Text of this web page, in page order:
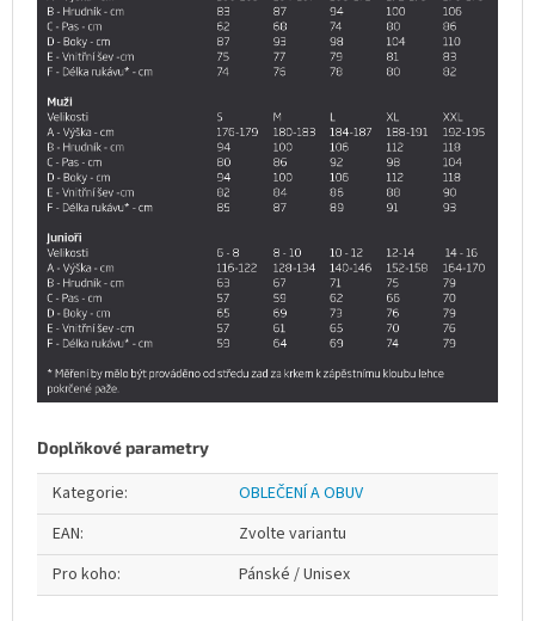
Doplňkové parametry
Kategorie:
OBLEČENÍ A OBUV
EAN:
Zvolte variantu
Pro koho: Pánské / Unisex